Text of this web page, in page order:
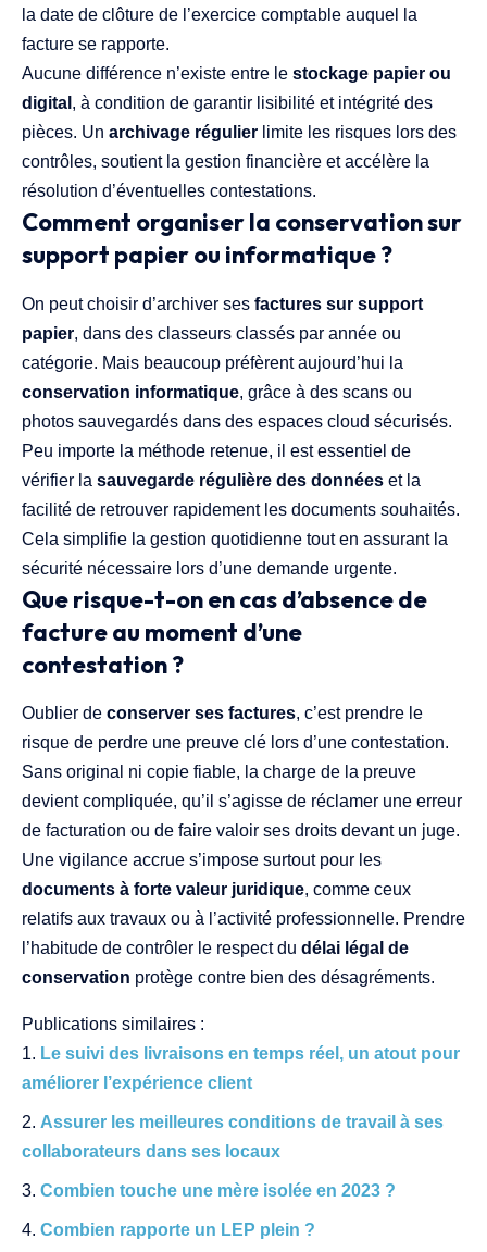
la date de clôture de l’exercice comptable auquel la
facture se rapporte.
Aucune différence n’existe entre le stockage papier ou
digital , à condition de garantir lisibilité et intégrité des
pièces. Un archivage régulier limite les risques lors des
contrôles, soutient la gestion financière et accélère la
résolution d’éventuelles contestations.
Comment organiser la conservation sur
support papier ou informatique ?
On peut choisir d’archiver ses factures sur support
papier, dans des classeurs classés par année ou
catégorie. Mais beaucoup préfèrent aujourd’hui la
conservation informatique, grâce à des scans ou
photos sauvegardés dans des espaces cloud sécurisés.
Peu importe la méthode retenue, il est essentiel de
vérifier la sauvegarde régulière des données et la
facilité de retrouver rapidement les documents souhaités.
Cela simplifie la gestion quotidienne tout en assurant la
sécurité nécessaire lors d’une demande urgente.
Que risque-t-on en cas d’absence de
facture au moment d’une
contestation ?
Oublier de conserver ses factures, c’est prendre le
risque de perdre une preuve clé lors d’une contestation.
Sans original ni copie fiable, la charge de la preuve
devient compliquée, qu’il s’agisse de réclamer une erreur
de facturation ou de faire valoir ses droits devant un juge.
Une vigilance accrue s’impose surtout pour les
documents à forte valeur juridique, comme ceux
relatifs aux travaux ou à l’activité professionnelle. Prendre
l’habitude de contrôler le respect du délai légal de
conservation protège contre bien des désagréments.
Publications similaires :
Le suivi des livraisons en temps réel, un atout pour
améliorer l’expérience client
Assurer les meilleures conditions de travail à ses
collaborateurs dans ses locaux
Combien touche une mère isolée en 2023 ?
Combien rapporte un LEP plein ?